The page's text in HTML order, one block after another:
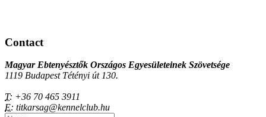
Contact
Magyar Ebtenyésztők Országos Egyesületeinek Szövetsége
1119 Budapest Tétényi út 130.
T: +36 70 465 3911
E: titkarsag@kennelclub.hu